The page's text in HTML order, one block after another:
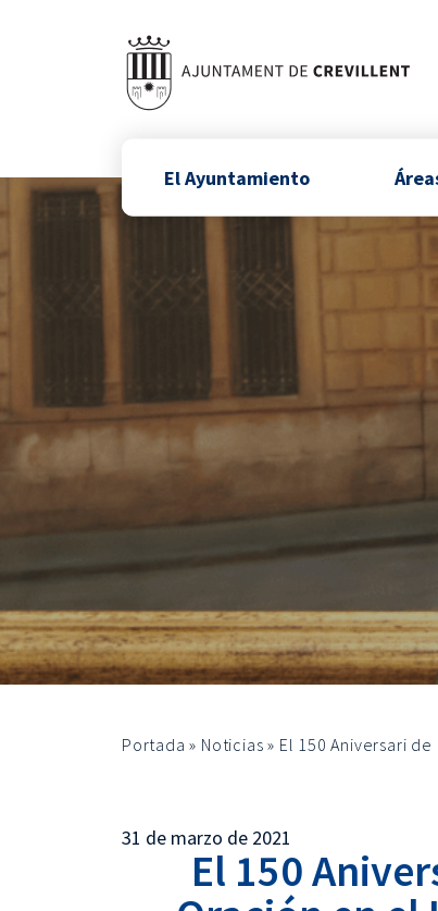
El Ayuntamiento
Portada » Noticias » El 150 Aniversari
31 de marzo de 2021
El 150